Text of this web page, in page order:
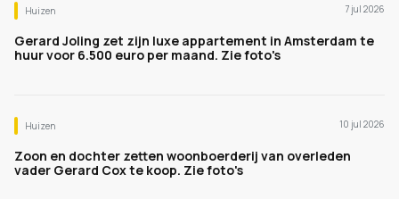
Huizen 7 jul 2026
Gerard Joling zet zijn luxe appartement in Amsterdam te
huur voor 6.500 euro per maand. Zie foto's
Huizen 10 jul 2026
Zoon en dochter zetten woonboerderij van overleden
vader Gerard Cox te koop. Zie foto's